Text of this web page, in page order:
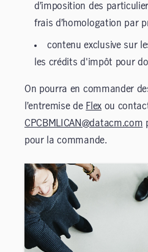
d’imposition des
frais d’homologation par
contenu exclusive sur
les crédits d'impôt pour
On pourra en commander
l’entremise de Flexou
CPCBMLICAN@datacm.com
pour la commande.